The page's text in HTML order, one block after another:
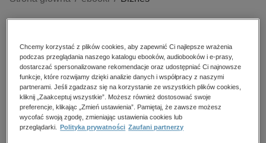
Zobacz wszystkie E-prasa
budownictwo, aranżacja wnętrz
biznesowe, branżowe, gospodarka
darmowe wydania
dzienniki
edukacja
hobby, sport, rozrywka
Biznes – ebooki
Sortowanie Filtrowanie
Brak produktów.
Chcemy korzystać z plików cookies, aby zapewnić Ci najlepsze wrażenia
podczas przeglądania naszego katalogu ebooków, audiobooków i e-prasy,
dostarczać spersonalizowane rekomendacje oraz udostępniać Ci najnowsze
funkcje, które rozwijamy dzięki analizie danych i współpracy z naszymi
partnerami. Jeśli zgadzasz się na korzystanie ze wszystkich plików cookies,
kliknij „Zaakceptuj wszystkie”. Możesz również dostosować swoje
preferencje, klikając „Zmień ustawienia”. Pamiętaj, że zawsze możesz
wycofać swoją zgodę, zmieniając ustawienia cookies lub
przeglądarki.
Polityka prywatności Zaufani partnerzy